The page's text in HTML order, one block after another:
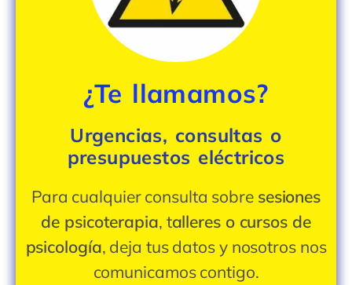
¿Te llamamos?
Urgencias, consultas o
presupuestos eléctricos
Para cualquier consulta sobre sesiones
de psicoterapia, talleres o cursos de
psicología, deja tus datos y nosotros nos
comunicamos contigo.